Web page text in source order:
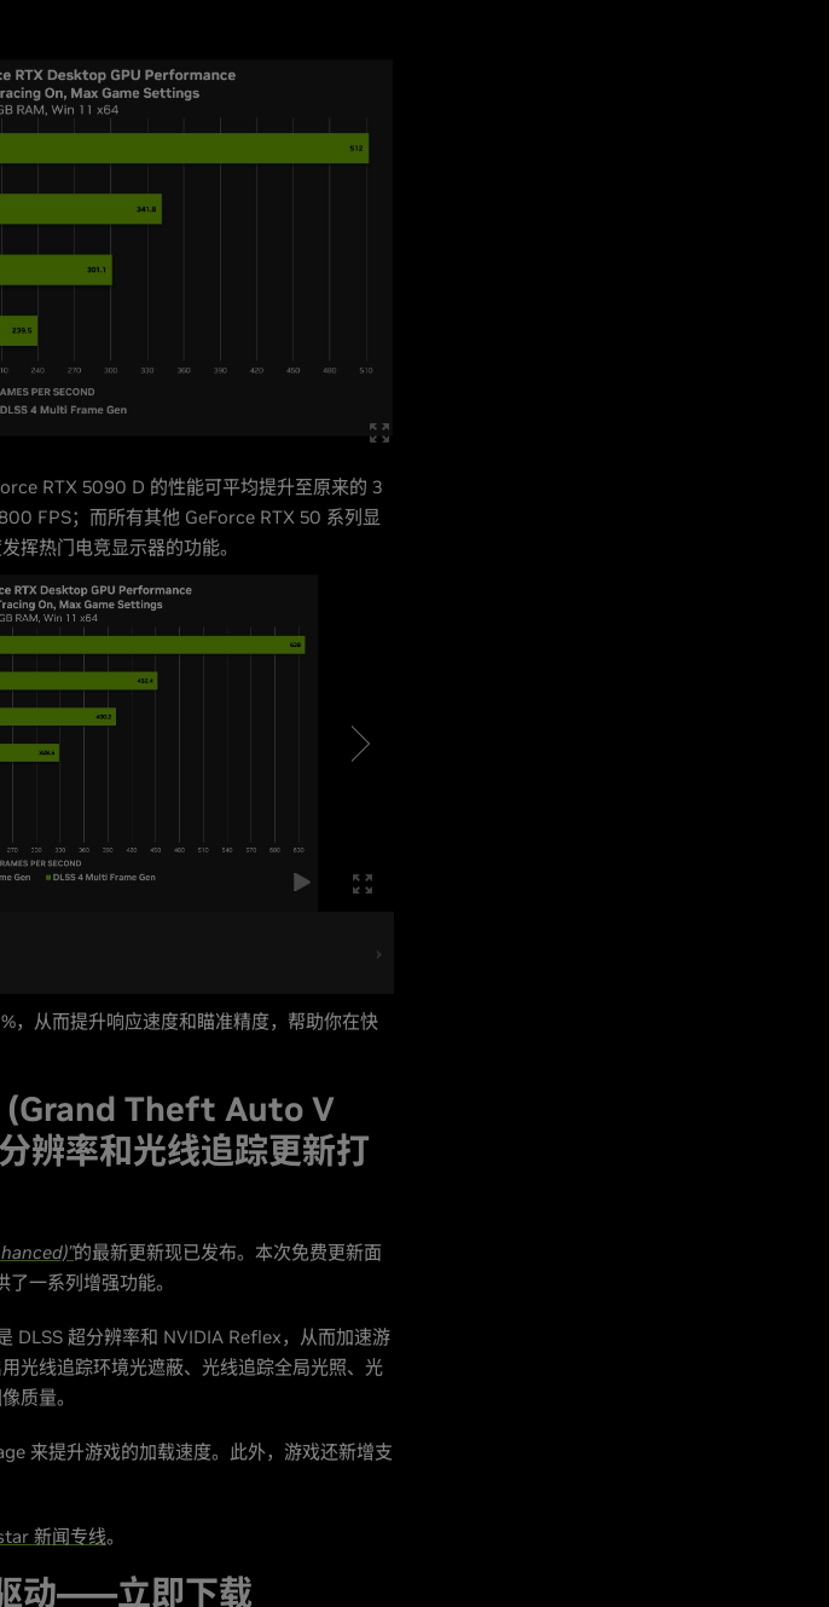
RTX 5090 D 的性能可平均提升至原来的 3
FPS；而所有其他 GeForce RTX 50 系列显
挥热门电竞显示器的功能。
，从而提升响应速度和瞄准精度，帮助你在快
(Grand Theft Auto V
辨率和光线追踪更新打
的最新更新现已发布。本次免费更新面
一系列增强功能。
DLSS 超分辨率和 NVIDIA Reflex，从而加速游
光线追踪环境光遮蔽、光线追踪全局光照、光
质量。
来提升游戏的加载速度。此外，游戏还新增支
新闻专线。
动——立即下载